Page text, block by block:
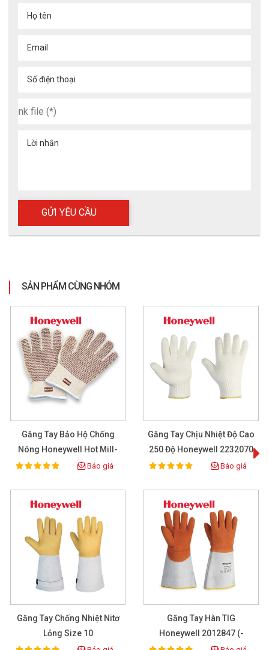
Họ tên
Email
Số điện thoại
Lời nhắn
SẢN PHẨM CÙNG NHÓM
Găng Tay Bảo Hộ Chống
Nóng Honeywell Hot Mill-
51-7147SP
Rating:
100% Báo giá
Găng Tay Chịu Nhiệt Độ Cao
250 Độ Honeywell 2232070
Rating:
100% Báo giá
Găng Tay Chống Nhiệt Nitơ
Lỏng Size 10
Găng Tay Hàn TIG
Honeywell 2012847 (-